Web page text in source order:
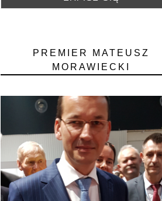
PREMIER MATEUSZ
MORAWIECKI